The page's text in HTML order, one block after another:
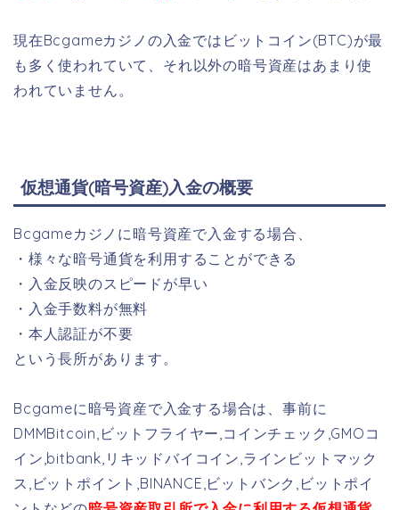
現在Bcgameカジノの入金ではビットコイン(BTC)が最
も多く使われていて、それ以外の暗号資産はあまり使
われていません。
仮想通貨(暗号資産)入金の概要
Bcgameカジノに暗号資産で入金する場合、
・様々な暗号通貨を利用することができる
・入金反映のスピードが早い
・入金手数料が無料
・本人認証が不要
という長所があります。
Bcgameに暗号資産で入金する場合は、事前に
DMMBitcoin,ビットフライヤー,コインチェック,GMOコ
イン,bitbank,リキッドバイコイン,ラインビットマック
ス,ビットポイント,BINANCE,ビットバンク,ビットポイ